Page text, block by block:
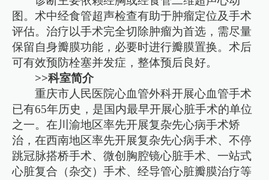
图。术中经食管超声检查有助于肿瘤定位及手术
评估。治疗以手术完全切除肿瘤为首选，需尽量
保留自身瓣膜功能，必要时进行瓣膜置换。术后
可有效预防栓塞并发症，整体预后良好。
>>科室简介
重庆市人民医院心血管外科开展心血管手术
已有65年历史，是国内最早开展心脏手术的单位
之一。在川渝地区率先开展复杂先心病手术矫
治，在西南地区率先开展复杂先心病手术、不停
跳冠脉搭桥手术、微创胸腔镜心脏手术、一站式
心脏复合（杂交）手术、经导管心脏瓣膜治疗等